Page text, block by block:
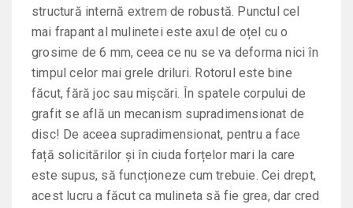
structură internă extrem de robustă. Punctul cel
mai frapant al mulinetei este axul de oțel cu o
grosime de 6 mm, ceea ce nu se va deforma nici în
timpul celor mai grele driluri. Rotorul este bine
făcut, fără joc sau mișcări. În spatele corpului de
grafit se află un mecanism supradimensionat de
disc! De aceea supradimensionat, pentru a face
față solicitărilor și în ciuda forțelor mari la care
este supus, să funcționeze cum trebuie. Cei drept,
acest lucru a făcut ca mulineta să fie grea, dar cred